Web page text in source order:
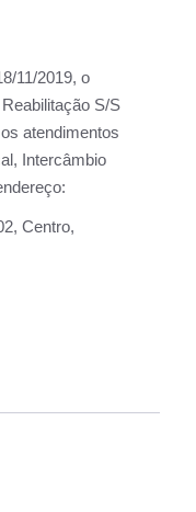
11/2019, o
S/S
atendimentos
Intercâmbio
Centro,